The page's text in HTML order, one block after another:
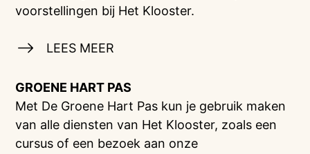
voorstellingen bij Het Klooster.
LEES MEER
GROENE HART PAS
Met De Groene Hart Pas kun je gebruik maken
van alle diensten van Het Klooster, zoals een
cursus of een bezoek aan onze